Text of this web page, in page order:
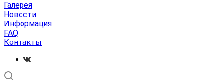
Галерея
Новости
Информация
FAQ
Контакты